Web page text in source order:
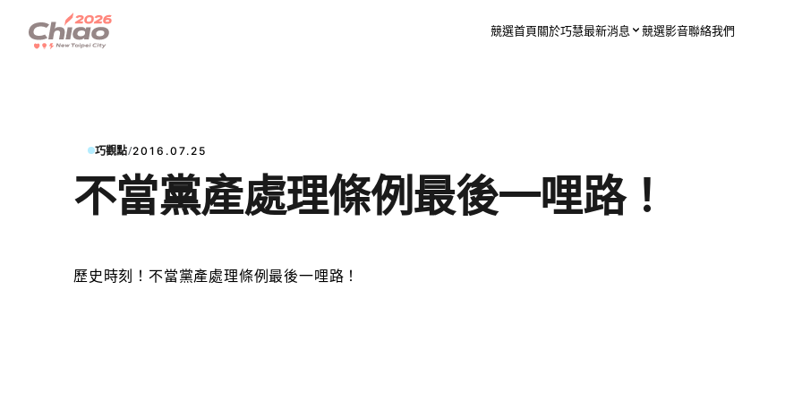
競選首頁關於巧慧最新消息 競選影音聯絡我們
巧觀點/2016.07.25
不當黨產處理條例最後一哩路！
歷史時刻 ！不當黨產處理條例最後一哩路！